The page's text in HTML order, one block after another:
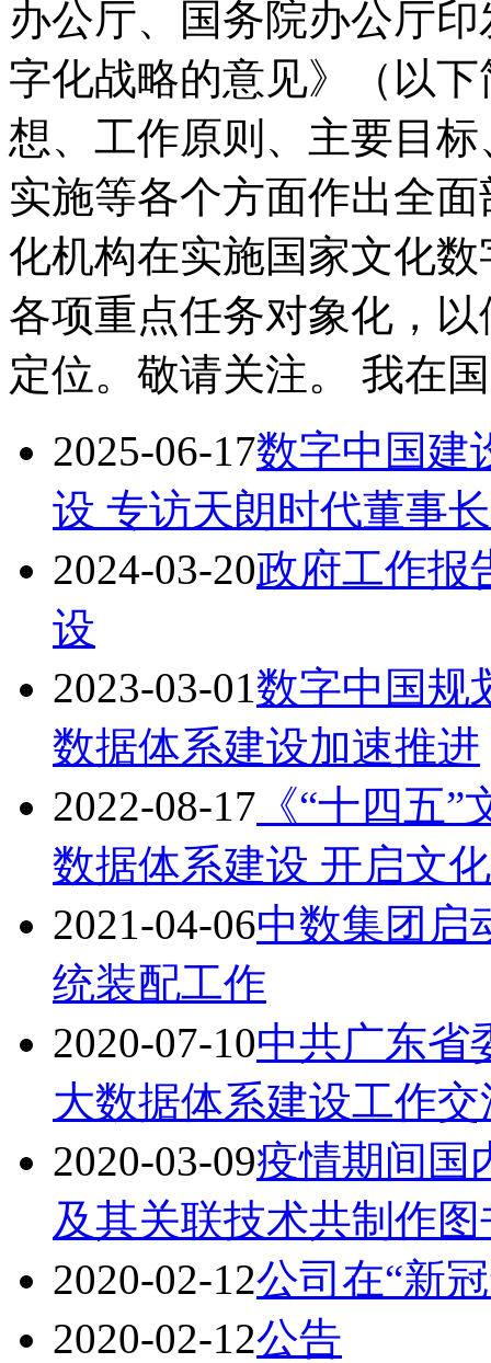
办公厅、国务院办公厅
字化战略的意见》（以
想、工作原则、主要目
实施等各个方面作出全
化机构在实施国家文化
各项重点任务对象化，
定位。敬请关注。 我在
2025-06-17数字中国建
设 专访天朗时代董事
2024-03-20政府工作报
设
2023-03-01数字中国规
数据体系建设加速推进
2022-08-17 《“十四五
数据体系建设 开启文
2021-04-06中数集团启
统装配工作
2020-07-10中共广东省
大数据体系建设工作
2020-03-09疫情期间国
及其关联技术共制作图
2020-02-12公司在“新
2020-02-12公告